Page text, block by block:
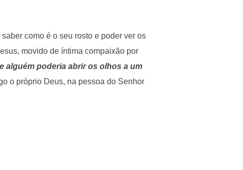
como é o seu rosto e poder ver os
movido de íntima compaixão por
alguém poderia abrir os olhos a um
o próprio Deus, na pessoa do Senhor